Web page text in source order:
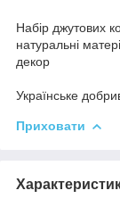
Набір джутових
натуральні
декор
Українське
Приховати